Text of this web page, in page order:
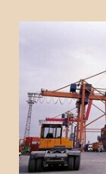
ИШ ЧАРАЛАР
КАБАРЛАР